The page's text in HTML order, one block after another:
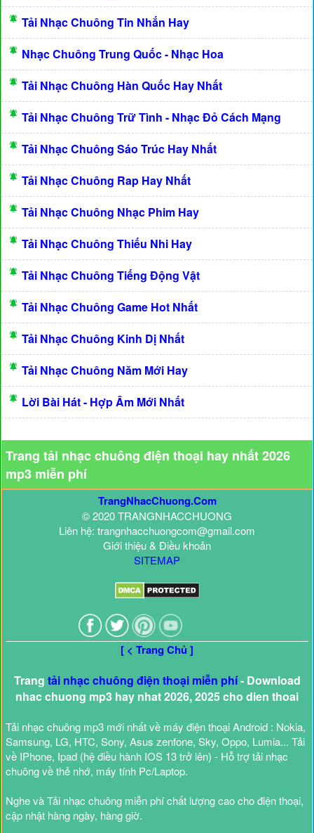
Tải Nhạc Chuông Tin Nhắn Hay
Nhạc Chuông Trung Quốc - Nhạc Hoa
Tải Nhạc Chuông Hàn Quốc Hay Nhất
Tải Nhạc Chuông Trữ Tình - Nhạc Đỏ Cách Mạng
Tải Nhạc Chuông Sáo Trúc Hay Nhất
Tải Nhạc Chuông Rap Hay Nhất
Tải Nhạc Chuông Nhạc Phim Hay
Tải Nhạc Chuông Thiếu Nhi Hay
Tải Nhạc Chuông Tiếng Động Vật
Tải Nhạc Chuông Game Hot Nhất
Tải Nhạc Chuông Kinh Dị Nhất
Tải Nhạc Chuông Năm Mới Hay
Lời Bài Hát - Hợp Âm Mới Nhất
Trang tải nhạc chuông điện thoại hay nhất 2026
mp3 miễn phí
TrangNhacChuong.Com
© 2020 TRANGNHACCHUONG
Liên hệ: trangnhacchuongcom@gmail.com
Giới thiệu & Điều khoản
SITEMAP
[ < Trang Chủ ]
Trang tải nhạc chuông điện thoại miễn phí- Download
nhac chuong mp3 hay nhat 2026, 2025 cho dien thoai
Tải nhạc chuông mp3 mới nhất về máy điện thoại Android : Nokia,
Samsung, LG, HTC, Sony, Asus zenfone, Sky, Oppo, Lumia... Tải
về IPhone, Ipad (hệ điều hành IOS 13 trở lên) - Hỗ trợ tải nhạc
chuông về thẻ nhớ, máy tính Pc/Laptop.
Nghe và Tải nhạc chuông miễn phí chất lượng cao cho điện thoại,
cập nhật hàng ngày, hàng giờ.